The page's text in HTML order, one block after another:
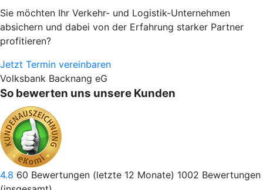
Sie möchten Ihr Verkehr- und Logistik-Unternehmen
absichern und dabei von der Erfahrung starker Partner
profitieren?
Jetzt Termin vereinbaren
Volksbank Backnang eG
So bewerten uns unsere Kunden
4.8 60 Bewertungen (letzte 12 Monate) 1002 Bewertungen